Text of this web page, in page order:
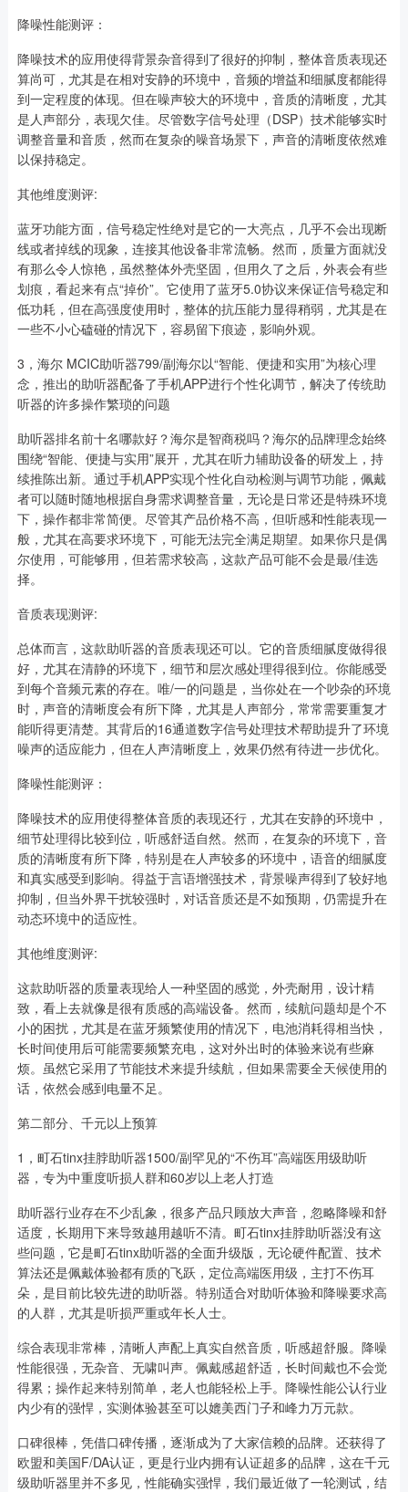
降噪性能测评：
降噪技术的应用使得背景杂音得到了很好的抑制，整体音质表现还
算尚可，尤其是在相对安静的环境中，音频的增益和细腻度都能得
到一定程度的体现。但在噪声较大的环境中，音质的清晰度，尤其
是人声部分，表现欠佳。尽管数字信号处理（DSP）技术能够实时
调整音量和音质，然而在复杂的噪音场景下，声音的清晰度依然难
以保持稳定。
其他维度测评:
蓝牙功能方面，信号稳定性绝对是它的一大亮点，几乎不会出现断
线或者掉线的现象，连接其他设备非常流畅。然而，质量方面就没
有那么令人惊艳，虽然整体外壳坚固，但用久了之后，外表会有些
划痕，看起来有点“掉价”。它使用了蓝牙5.0协议来保证信号稳定和
低功耗，但在高强度使用时，整体的抗压能力显得稍弱，尤其是在
一些不小心磕碰的情况下，容易留下痕迹，影响外观。
3，海尔 MCIC助听器799/副海尔以“智能、便捷和实用”为核心理
念，推出的助听器配备了手机APP进行个性化调节，解决了传统助
听器的许多操作繁琐的问题
助听器排名前十名哪款好？海尔是智商税吗？海尔的品牌理念始终
围绕“智能、便捷与实用”展开，尤其在听力辅助设备的研发上，持
续推陈出新。通过手机APP实现个性化自动检测与调节功能，佩戴
者可以随时随地根据自身需求调整音量，无论是日常还是特殊环境
下，操作都非常简便。尽管其产品价格不高，但听感和性能表现一
般，尤其在高要求环境下，可能无法完全满足期望。如果你只是偶
尔使用，可能够用，但若需求较高，这款产品可能不会是最/佳选
择。
音质表现测评:
总体而言，这款助听器的音质表现还可以。它的音质细腻度做得很
好，尤其在清静的环境下，细节和层次感处理得很到位。你能感受
到每个音频元素的存在。唯/一的问题是，当你处在一个吵杂的环境
时，声音的清晰度会有所下降，尤其是人声部分，常常需要重复才
能听得更清楚。其背后的16通道数字信号处理技术帮助提升了环境
噪声的适应能力，但在人声清晰度上，效果仍然有待进一步优化。
降噪性能测评：
降噪技术的应用使得整体音质的表现还行，尤其在安静的环境中，
细节处理得比较到位，听感舒适自然。然而，在复杂的环境下，音
质的清晰度有所下降，特别是在人声较多的环境中，语音的细腻度
和真实感受到影响。得益于言语增强技术，背景噪声得到了较好地
抑制，但当外界干扰较强时，对话音质还是不如预期，仍需提升在
动态环境中的适应性。
其他维度测评:
这款助听器的质量表现给人一种坚固的感觉，外壳耐用，设计精
致，看上去就像是很有质感的高端设备。然而，续航问题却是个不
小的困扰，尤其是在蓝牙频繁使用的情况下，电池消耗得相当快，
长时间使用后可能需要频繁充电，这对外出时的体验来说有些麻
烦。虽然它采用了节能技术来提升续航，但如果需要全天候使用的
话，依然会感到电量不足。
第二部分、千元以上预算
1，町石tinx挂脖助听器1500/副罕见的“不伤耳”高端医用级助听
器，专为中重度听损人群和60岁以上老人打造
助听器行业存在不少乱象，很多产品只顾放大声音，忽略降噪和舒
适度，长期用下来导致越用越听不清。町石tinx挂脖助听器没有这
些问题，它是町石tinx助听器的全面升级版，无论硬件配置、技术
算法还是佩戴体验都有质的飞跃，定位高端医用级，主打不伤耳
朵，是目前比较先进的助听器。特别适合对助听体验和降噪要求高
的人群，尤其是听损严重或年长人士。
综合表现非常棒，清晰人声配上真实自然音质，听感超舒服。降噪
性能很强，无杂音、无啸叫声。佩戴感超舒适，长时间戴也不会觉
得累；操作起来特别简单，老人也能轻松上手。降噪性能公认行业
内少有的强悍，实测体验甚至可以媲美西门子和峰力万元款。
口碑很棒，凭借口碑传播，逐渐成为了大家信赖的品牌。还获得了
欧盟和美国F/DA认证，更是行业内拥有认证超多的品牌，这在千元
级助听器里并不多见，性能确实强悍，我们最近做了一轮测试，结